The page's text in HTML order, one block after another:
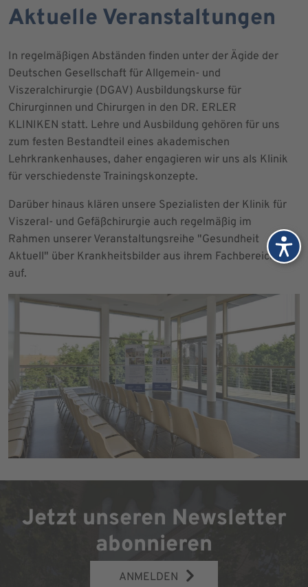
Aktuelle Veranstaltungen
In regelmäßigen Abständen finden unter der Ägide der
Deutschen Gesellschaft für Allgemein- und
Viszeralchirurgie (DGAV) Ausbildungskurse für
Chirurginnen und Chirurgen in den DR. ERLER
KLINIKEN statt. Lehre und Ausbildung gehören für uns
zum festen Bestandteil eines akademischen
Lehrkrankenhauses, daher engagieren wir uns als Klinik
für verschiedenste Trainingskonzepte.
Darüber hinaus klären unsere Spezialisten der Klinik für
Viszeral- und Gefäßchirurgie auch regelmäßig im
Rahmen unserer Veranstaltungsreihe "Gesundheit
Aktuell" über Krankheitsbilder aus ihrem Fachbereich
auf.
Jetzt unseren Newsletter
abonnieren
ANMELDEN